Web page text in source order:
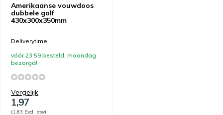
Amerikaanse vouwdoos
dubbele golf
430x300x350mm
Deliverytime
vóór 23:59 besteld, maandag
bezorgd!
Vergelijk
1,97
(1,63 Excl. btw)